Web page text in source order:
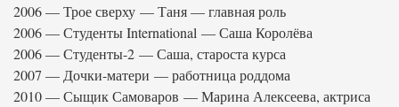
2006 — Трое сверху — Таня — главная роль
2006 — Студенты International — Саша Королёва
2006 — Студенты-2 — Саша, староста курса
2007 — Дочки-матери — работница роддома
2010 — Сыщик Самоваров — Марина Алексеева, актриса